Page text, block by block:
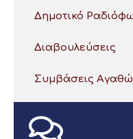
Δημοτικό
Διαβουλεύσεις
Συμβάσεις